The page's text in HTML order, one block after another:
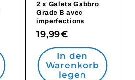
2 x Galets Gabbro
Grade B avec
imperfections
Normaler
Preis
19,99€
In den
Warenkorb
legen